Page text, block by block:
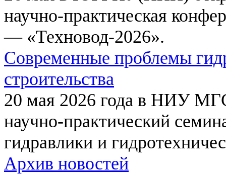
научно-практическая
— «Техновод-2026».
Современные проблемы
строительства
20 мая 2026 года в НИУ
научно-практический
гидравлики и
Архив новостей